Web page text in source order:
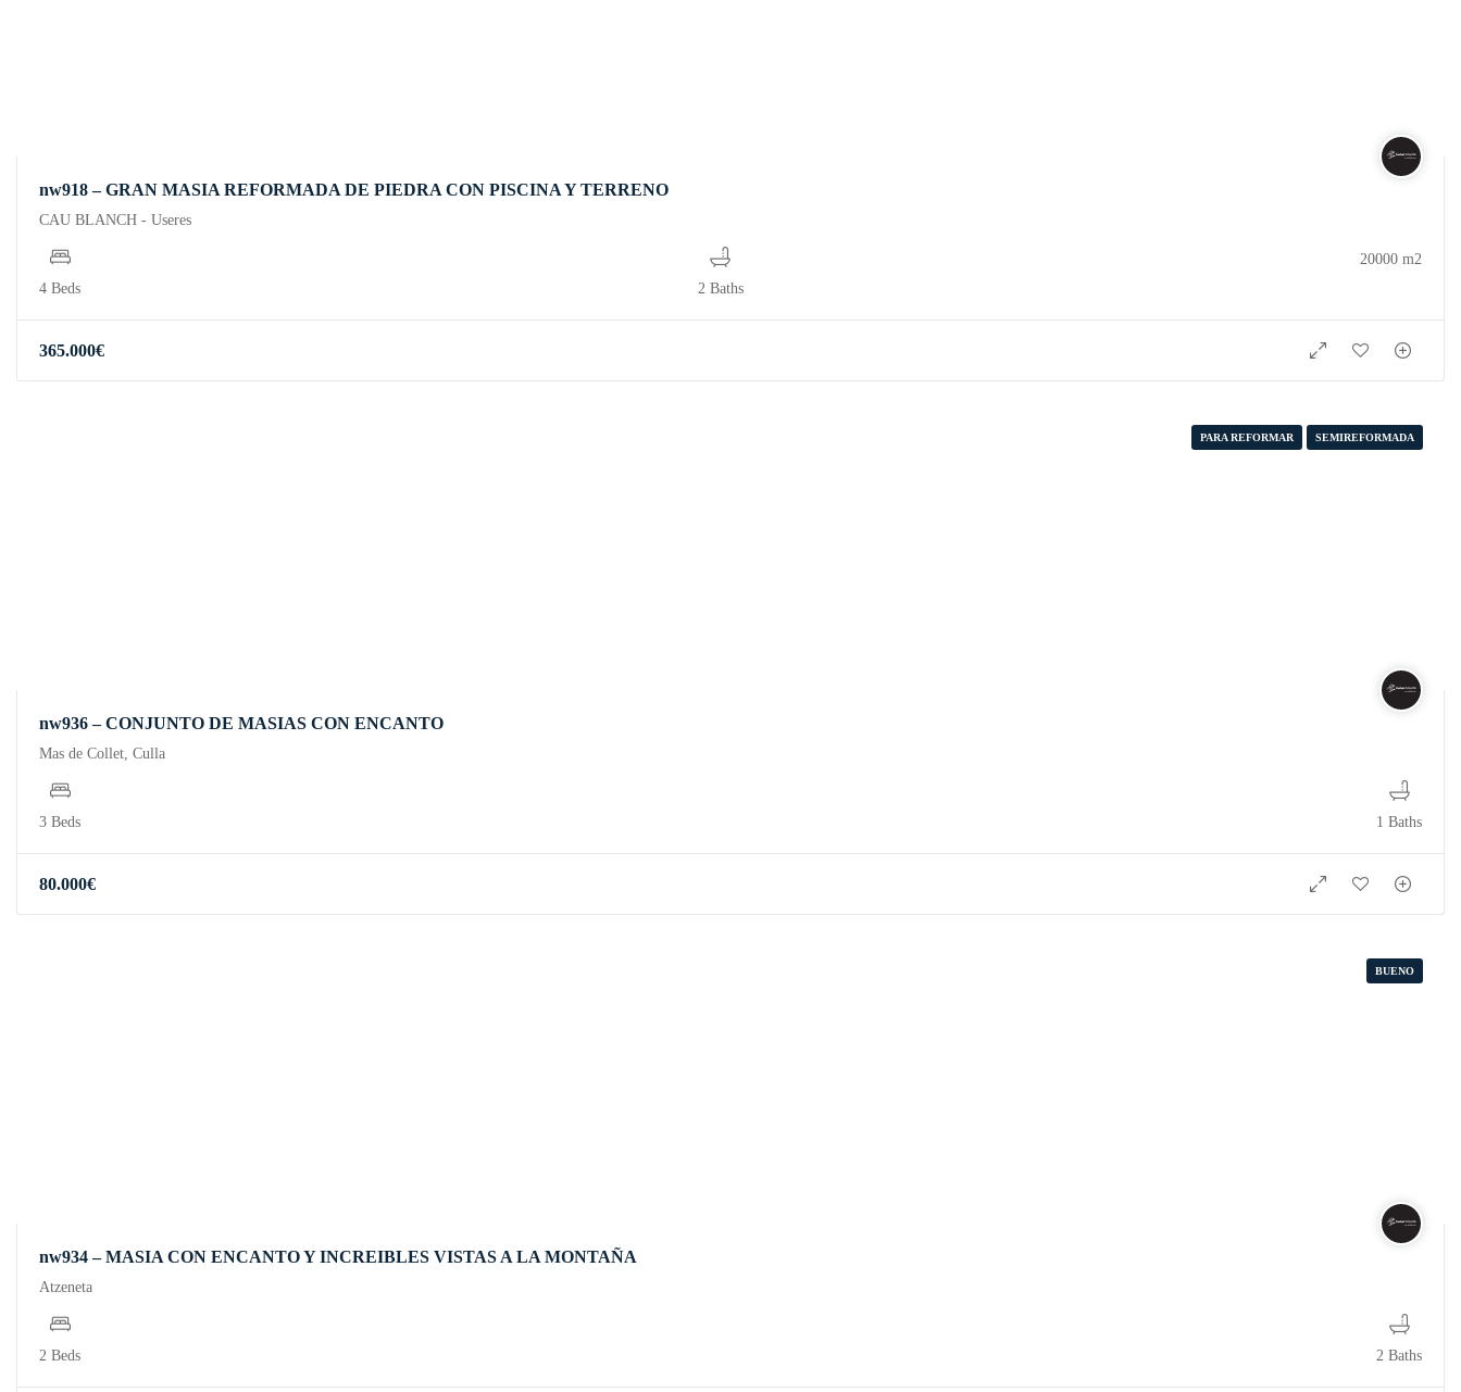
nw918 – GRAN MASIA REFORMADA DE PIEDRA CON PISCINA Y TERRENO
CAU BLANCH - Useres
4 Beds 2 Baths
20000 m2
365.000€
PARA REFORMAR SEMIREFORMADA
nw936 – CONJUNTO DE MASIAS CON ENCANTO
Mas de Collet, Culla
3 Beds 1 Baths
80.000€
BUENO
nw934 – MASIA CON ENCANTO Y INCREIBLES VISTAS A LA MONTAÑA
Atzeneta
2 Beds 2 Baths